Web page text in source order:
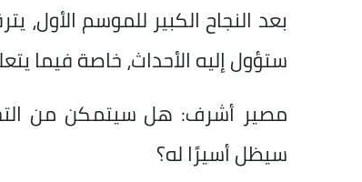
بعد النجاح الكبير للموسم
ستؤول إليه الأحداث، خاصة فيما
مصير أشرف: هل سيتمكن من
سيظل أسيرًا له؟